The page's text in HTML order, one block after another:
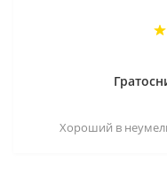
Хороший в